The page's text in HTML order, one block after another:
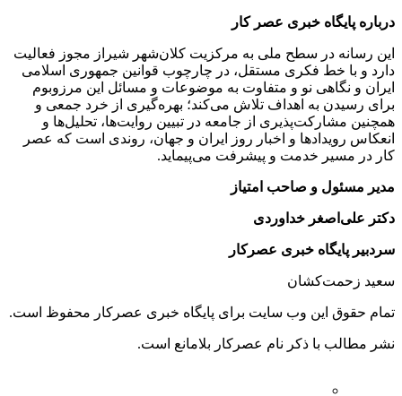
درباره پایگاه خبری عصر کار
این رسانه در سطح ملی به مرکزیت کلان‌شهر شیراز مجوز فعالیت
دارد و با خط فکری مستقل، در چارچوب قوانین جمهوری اسلامی
ایران و نگاهی نو و متفاوت به موضوعات ‌و مسائل این مرزوبوم
برای رسیدن به اهداف تلاش می‌کند؛ بهره‌گیری از خرد جمعی و
همچنین مشارکت‌پذیری از جامعه در تبیین روایت‌ها، تحلیل‌ها و
انعکاس رویدادها و اخبار روز ایران و جهان، روندی است که عصر
کار در مسیر خدمت و پیشرفت می‌پیماید.
مدیر مسئول و صاحب امتیاز
دکتر علی‌اصغر خداوردی
سردبیر پایگاه خبری عصرکار
سعید زحمت‌کشان
تمام حقوق این وب سایت برای پایگاه خبری عصرکار محفوظ است.
نشر مطالب با ذکر نام عصرکار بلامانع است.